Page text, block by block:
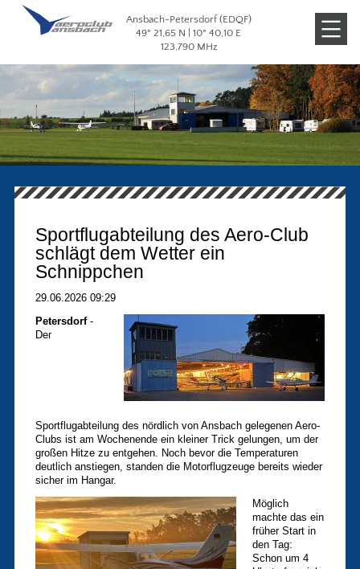
Ansbach-Petersdorf (EDQF)
49° 21,65 N | 10° 40,10 E
123,790 MHz
Sportflugabteilung des Aero-Club
schlägt dem Wetter ein
Schnippchen
29.06.2026 09:29
Petersdorf-
Der
Sportflugabteilung des nördlich von Ansbach gelegenen Aero-
Clubs ist am Wochenende ein kleiner Trick gelungen, um der
großen Hitze zu entgehen. Noch bevor die Temperaturen
deutlich anstiegen, standen die Motorflugzeuge bereits wieder
sicher im Hangar.
Möglich
machte das ein
früher Start in
den Tag:
Schon um 4
Veranstaltungen
Galerien